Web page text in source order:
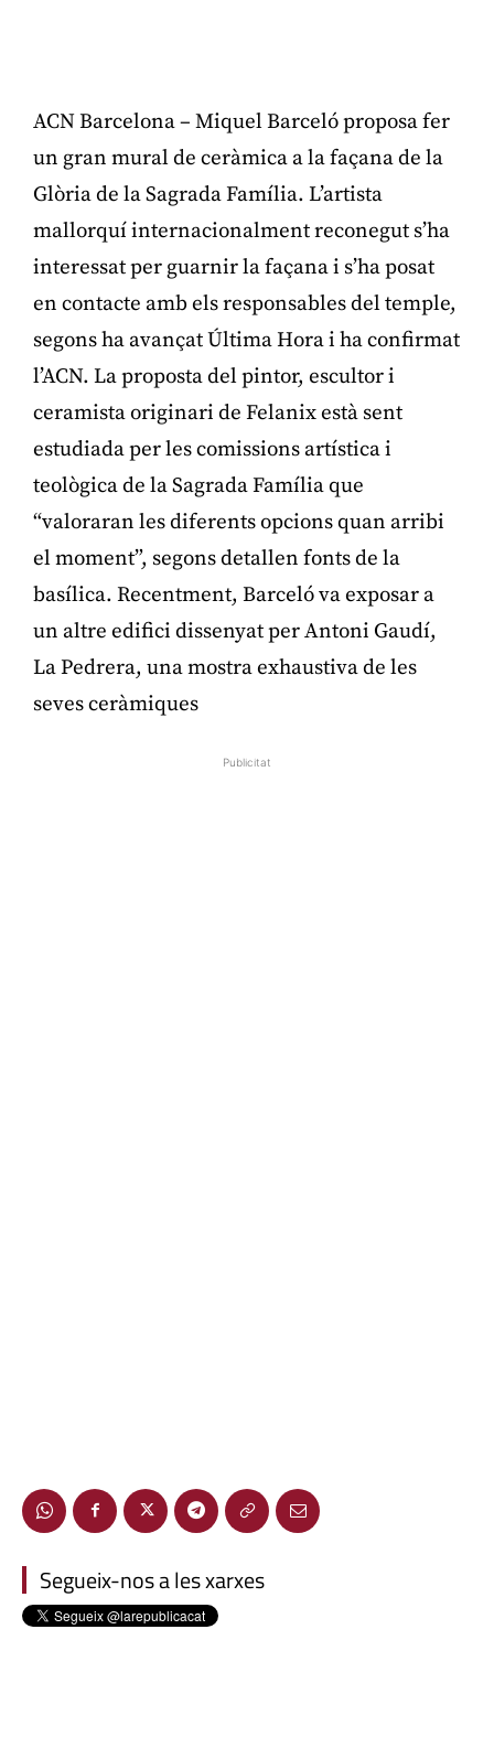
ACN Barcelona – Miquel Barceló proposa fer
un gran mural de ceràmica a la façana de la
Glòria de la Sagrada Família. L’artista
mallorquí internacionalment reconegut s’ha
interessat per guarnir la façana i s’ha posat
en contacte amb els responsables del temple,
segons ha avançat Última Hora i ha confirmat
l’ACN. La proposta del pintor, escultor i
ceramista originari de Felanix està sent
estudiada per les comissions artística i
teològica de la Sagrada Família que
“valoraran les diferents opcions quan arribi
el moment”, segons detallen fonts de la
basílica. Recentment, Barceló va exposar a
un altre edifici dissenyat per Antoni Gaudí,
La Pedrera, una mostra exhaustiva de les
seves ceràmiques
Publicitat
Segueix-nos a les xarxes